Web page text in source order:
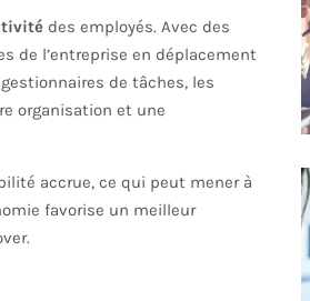
des employés. Avec des
de l’entreprise en déplacement
de tâches, les
organisation et une
accrue, ce qui peut mener à
favorise un meilleur